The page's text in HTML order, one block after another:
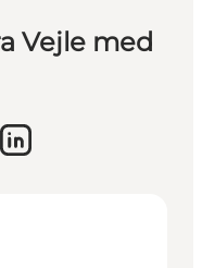
Vejle med